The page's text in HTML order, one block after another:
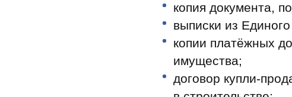
копия документа,
выписки из
копии платёжных
имущества;
договор